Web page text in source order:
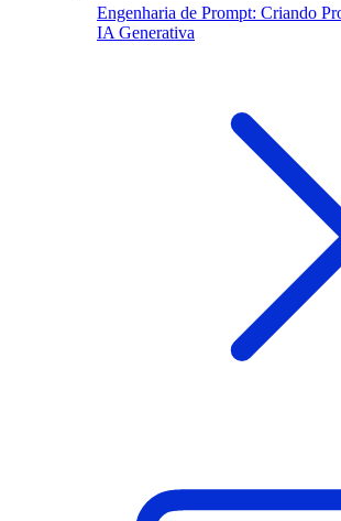
Engenharia de Prompt: Criando
IA Generativa